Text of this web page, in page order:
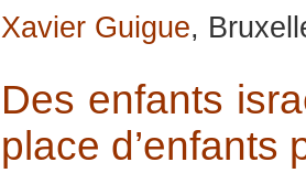
Xavier Guigue,
Des enfants
place d’enfants